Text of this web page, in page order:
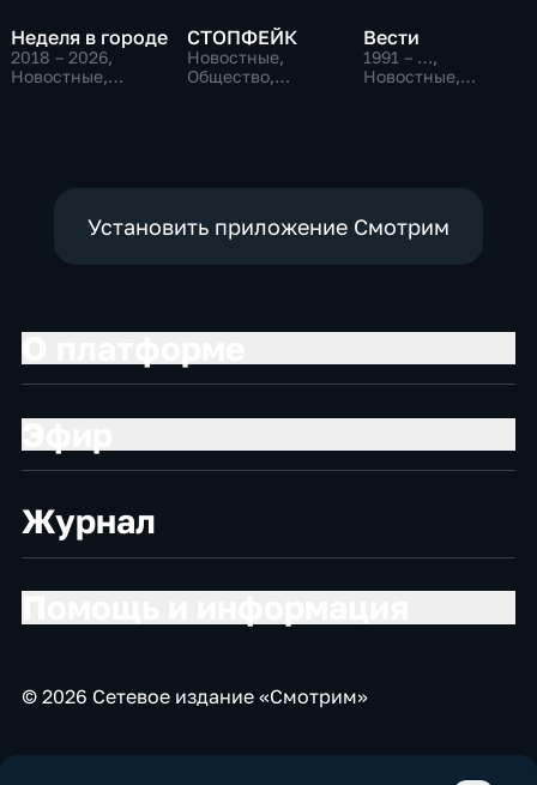
Неделя в городе
2018 – 2026,
Новостные,
СТОПФЕЙК
Новостные,
Общество,
Вести
1991 – …,
Новостные,
Установить приложение Смотрим
Журнал
© 2026 Сетевое издание «Смотрим»